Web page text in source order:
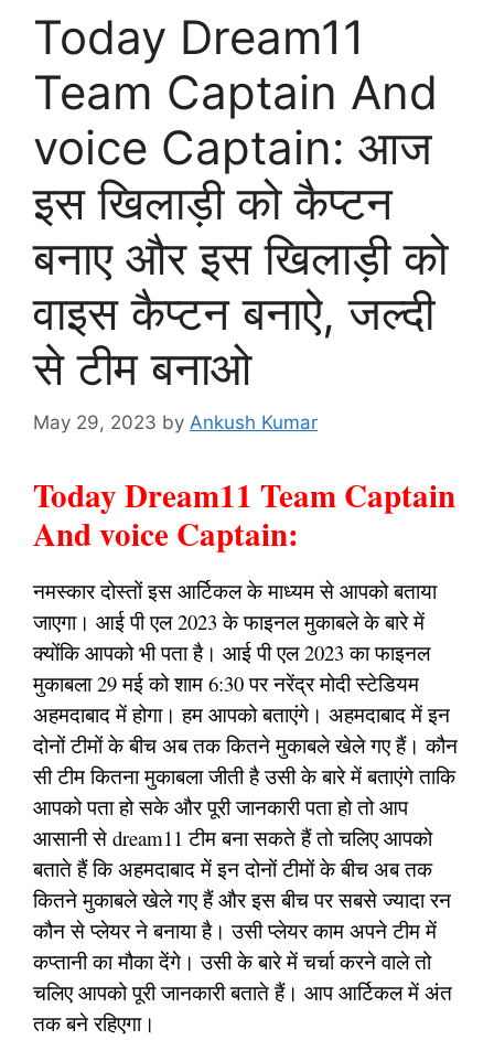
Today Dream11
Team Captain And
voice Captain: आज
इस खिलाड़ी को कैप्टन
बनाए और इस खिलाड़ी को
वाइस कैप्टन बनाऐ, जल्दी
से टीम बनाओ
May 29, 2023 by Ankush Kumar
Today Dream11 Team Captain
And voice Captain:
नमस्कार दोस्तों इस आर्टिकल के माध्यम से आपको बताया
जाएगा। आई पी एल 2023 के फाइनल मुकाबले के बारे में
क्योंकि आपको भी पता है। आई पी एल 2023 का फाइनल
मुकाबला 29 मई को शाम 6:30 पर नरेंद्र मोदी स्टेडियम
अहमदाबाद में होगा। हम आपको बताएंगे। अहमदाबाद में इन
दोनों टीमों के बीच अब तक कितने मुकाबले खेले गए हैं। कौन
सी टीम कितना मुकाबला जीती है उसी के बारे में बताएंगे ताकि
आपको पता हो सके और पूरी जानकारी पता हो तो आप
आसानी से dream11 टीम बना सकते हैं तो चलिए आपको
बताते हैं कि अहमदाबाद में इन दोनों टीमों के बीच अब तक
कितने मुकाबले खेले गए हैं और इस बीच पर सबसे ज्यादा रन
कौन से प्लेयर ने बनाया है। उसी प्लेयर काम अपने टीम में
कप्तानी का मौका देंगे। उसी के बारे में चर्चा करने वाले तो
चलिए आपको पूरी जानकारी बताते हैं। आप आर्टिकल में अंत
तक बने रहिएगा।